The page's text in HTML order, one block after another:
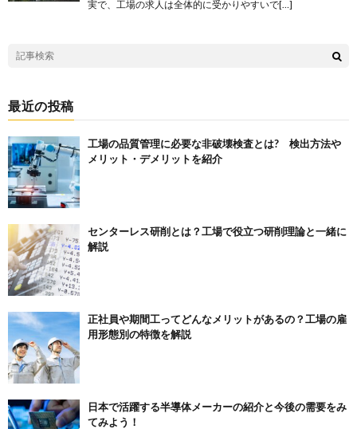
実で、工場の求人は全体的に受かりやすいで[…]
最近の投稿
工場の品質管理に必要な非破壊検査とは? 検出方法や
メリット・デメリットを紹介
センターレス研削とは？工場で役立つ研削理論と一緒に
解説
正社員や期間工ってどんなメリットがあるの？工場の雇
用形態別の特徴を解説
日本で活躍する半導体メーカーの紹介と今後の需要をみ
てみよう！